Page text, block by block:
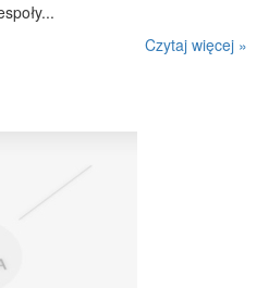
Czytaj więcej »